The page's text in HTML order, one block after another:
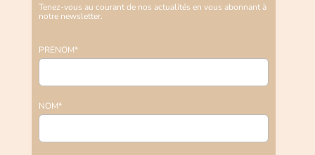
Tenez-vous au courant de nos actualités en vous abonnant à
notre newsletter.
PRENOM*
NOM*